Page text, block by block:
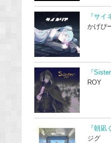
『サイ
かげぴ
『Sister
ROY
『朝凪
ジグ